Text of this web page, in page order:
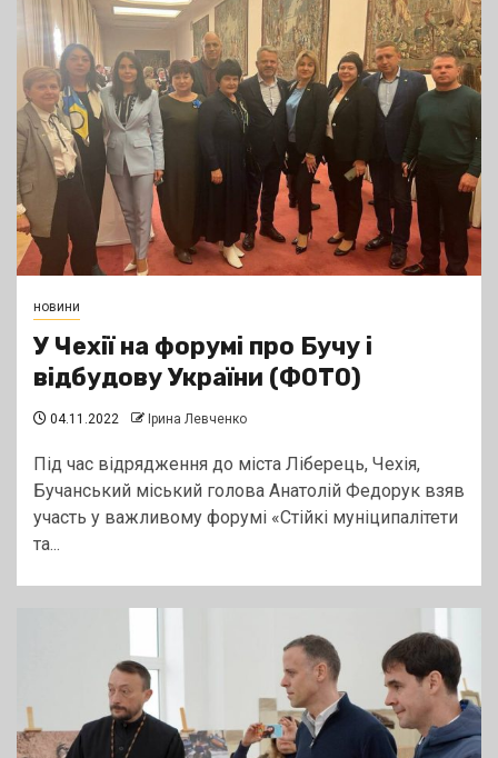
новини
У Чехії на форумі про Бучу і
відбудову України (ФОТО)
04.11.2022 Ірина Левченко
Під час відрядження до міста Ліберець, Чехія,
Бучанський міський голова Анатолій Федорук взяв
участь у важливому форумі «Стійкі муніципалітети
та...